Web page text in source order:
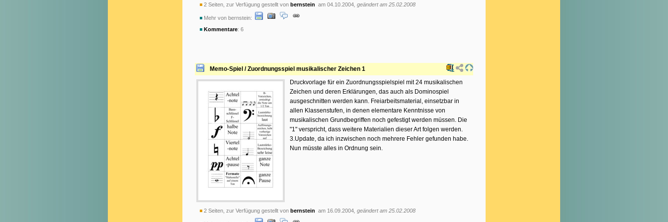
2 Seiten, zur Verfügung gestellt von bernstein am 04.10.2004 , geändert am 25.02.2008
Mehr von bernstein:
Kommentare: 6
Memo-Spiel / Zuordnungsspiel musikalischer Zeichen 1
Druckvorlage für ein Zuordnungsspielspiel mit 24 musikalischen
Zeichen und deren Erklärungen, das auch als Dominospiel
ausgeschnitten werden kann. Freiarbeitsmaterial, einsetzbar in
allen Klassenstufen, in denen elementare Kenntnisse von
musikalischen Grundbegriffen noch gefestigt werden müssen. Die
"1" verspricht, dass weitere Materialien dieser Art folgen werden.
3.Update, da ich inzwischen noch mehrere Fehler gefunden habe.
Nun müsste alles in Ordnung sein.
2 Seiten, zur Verfügung gestellt von bernstein am 16.09.2004 , geändert am 25.02.2008